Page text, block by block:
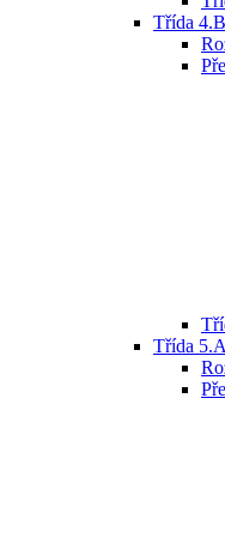
Třída 4.B
Třída 5.A